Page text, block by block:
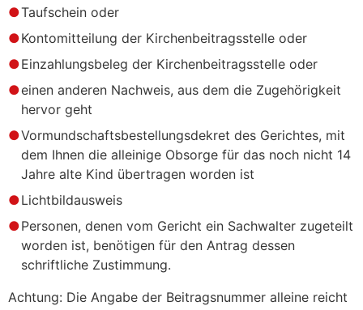
Taufschein oder
Kontomitteilung der Kirchenbeitragsstelle oder
Einzahlungsbeleg der Kirchenbeitragsstelle oder
einen anderen Nachweis, aus dem die Zugehörigkeit
hervor geht
Vormundschaftsbestellungsdekret des Gerichtes, mit
dem Ihnen die alleinige Obsorge für das noch nicht 14
Jahre alte Kind übertragen worden ist
Lichtbildausweis
Personen, denen vom Gericht ein Sachwalter zugeteilt
worden ist, benötigen für den Antrag dessen
schriftliche Zustimmung.
Achtung: Die Angabe der Beitragsnummer alleine reicht